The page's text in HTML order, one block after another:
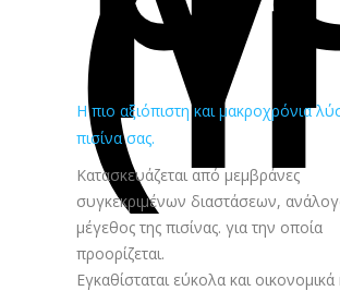
Η πιο αξιόπιστη και μακροχρόνια
πισίνα σας.
Κατασκευάζεται από μεμβράνες
συγκεκριμένων διαστάσεων,
μέγεθος της πισίνας. για την οποία
προορίζεται.
Εγκαθίσταται εύκολα και οικονομικά